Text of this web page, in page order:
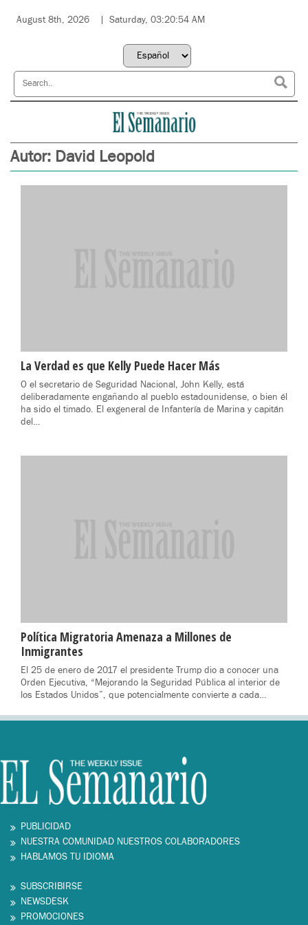
August 8th, 2026 Saturday, 03:20:54 AM
Autor: David Leopold
La Verdad es que Kelly Puede Hacer Más
O el secretario de Seguridad Nacional, John Kelly, está
deliberadamente engañando al pueblo estadounidense, o bien él
ha sido el timado. El exgeneral de Infantería de Marina y capitán
del…
Política Migratoria Amenaza a Millones de
Inmigrantes
El 25 de enero de 2017 el presidente Trump dio a conocer una
Orden Ejecutiva, “Mejorando la Seguridad Pública al interior de
los Estados Unidos”, que potencialmente convierte a cada…
PUBLICIDAD
NUESTRA COMUNIDAD NUESTROS COLABORADORES
HABLAMOS TU IDIOMA
SUBSCRIBIRSE
NEWSDESK
PROMOCIONES